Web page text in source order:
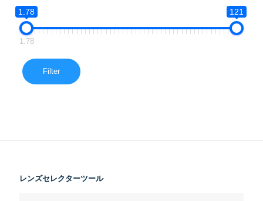
1.78
121
1.78
Filter
レンズセレクターツール